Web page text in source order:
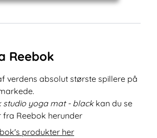
Reebok
verdens absolut største spillere på
studio yoga mat - blackkan du se
Reebok herunder
produkter her